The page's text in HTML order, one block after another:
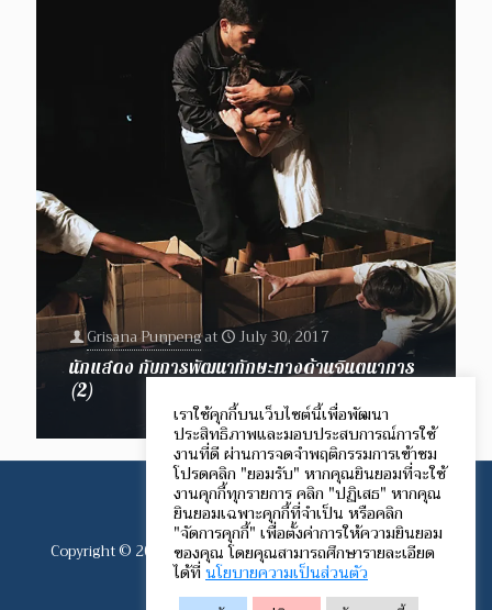
Grisana Punpengat
July 30, 2017
นักแสดง กับการพัฒนาทักษะทางด้านจินตนาการ
(2)
Copyright © 2012-2024 Speech Communication Network.
All rights reserved.
เราใช้คุกกี้บนเว็บไซต์นี้เพื่อพัฒนา
ประสิทธิภาพและมอบประสบการณ์การใช้
งานที่ดี ผ่านการจดจำพฤติกรรมการเข้าชม
โปรดคลิก "ยอมรับ" หากคุณยินยอมที่จะใช้
งานคุกกี้ทุกรายการ คลิก "ปฏิเสธ" หากคุณ
ยินยอมเฉพาะคุกกี้ที่จำเป็น หรือคลิก
"จัดการคุกกี้" เพื่อตั้งค่าการให้ความยินยอม
ของคุณ โดยคุณสามารถศึกษารายละเอียด
ได้ที่นโยบายความเป็นส่วนตัว